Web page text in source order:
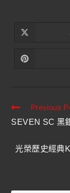
Previous
SEVEN SC 黑
光榮歷史經典